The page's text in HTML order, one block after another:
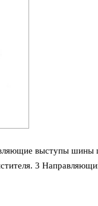
выступы шины
3